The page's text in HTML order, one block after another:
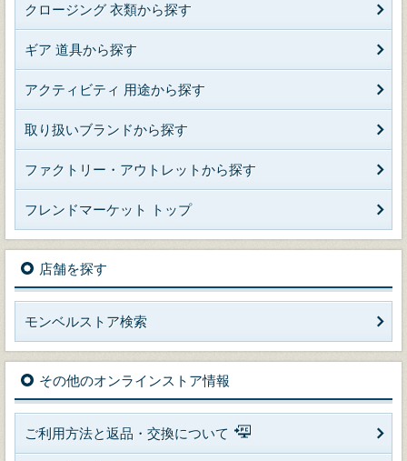
クロージング 衣類から探す
ギア 道具から探す
アクティビティ 用途から探す
取り扱いブランドから探す
ファクトリー・アウトレットから探す
フレンドマーケット トップ
店舗を探す
モンベルストア検索
その他のオンラインストア情報
ご利用方法と返品・交換について